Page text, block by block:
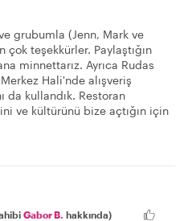
grubumla (Jenn, Mark ve
teşekkürler. Paylaştığın
minnettarız. Ayrıca Rudas
Hali'nde alışveriş
da kullandık. Restoran
ve kültürünü bize açtığın için
Gabor B. hakkında)